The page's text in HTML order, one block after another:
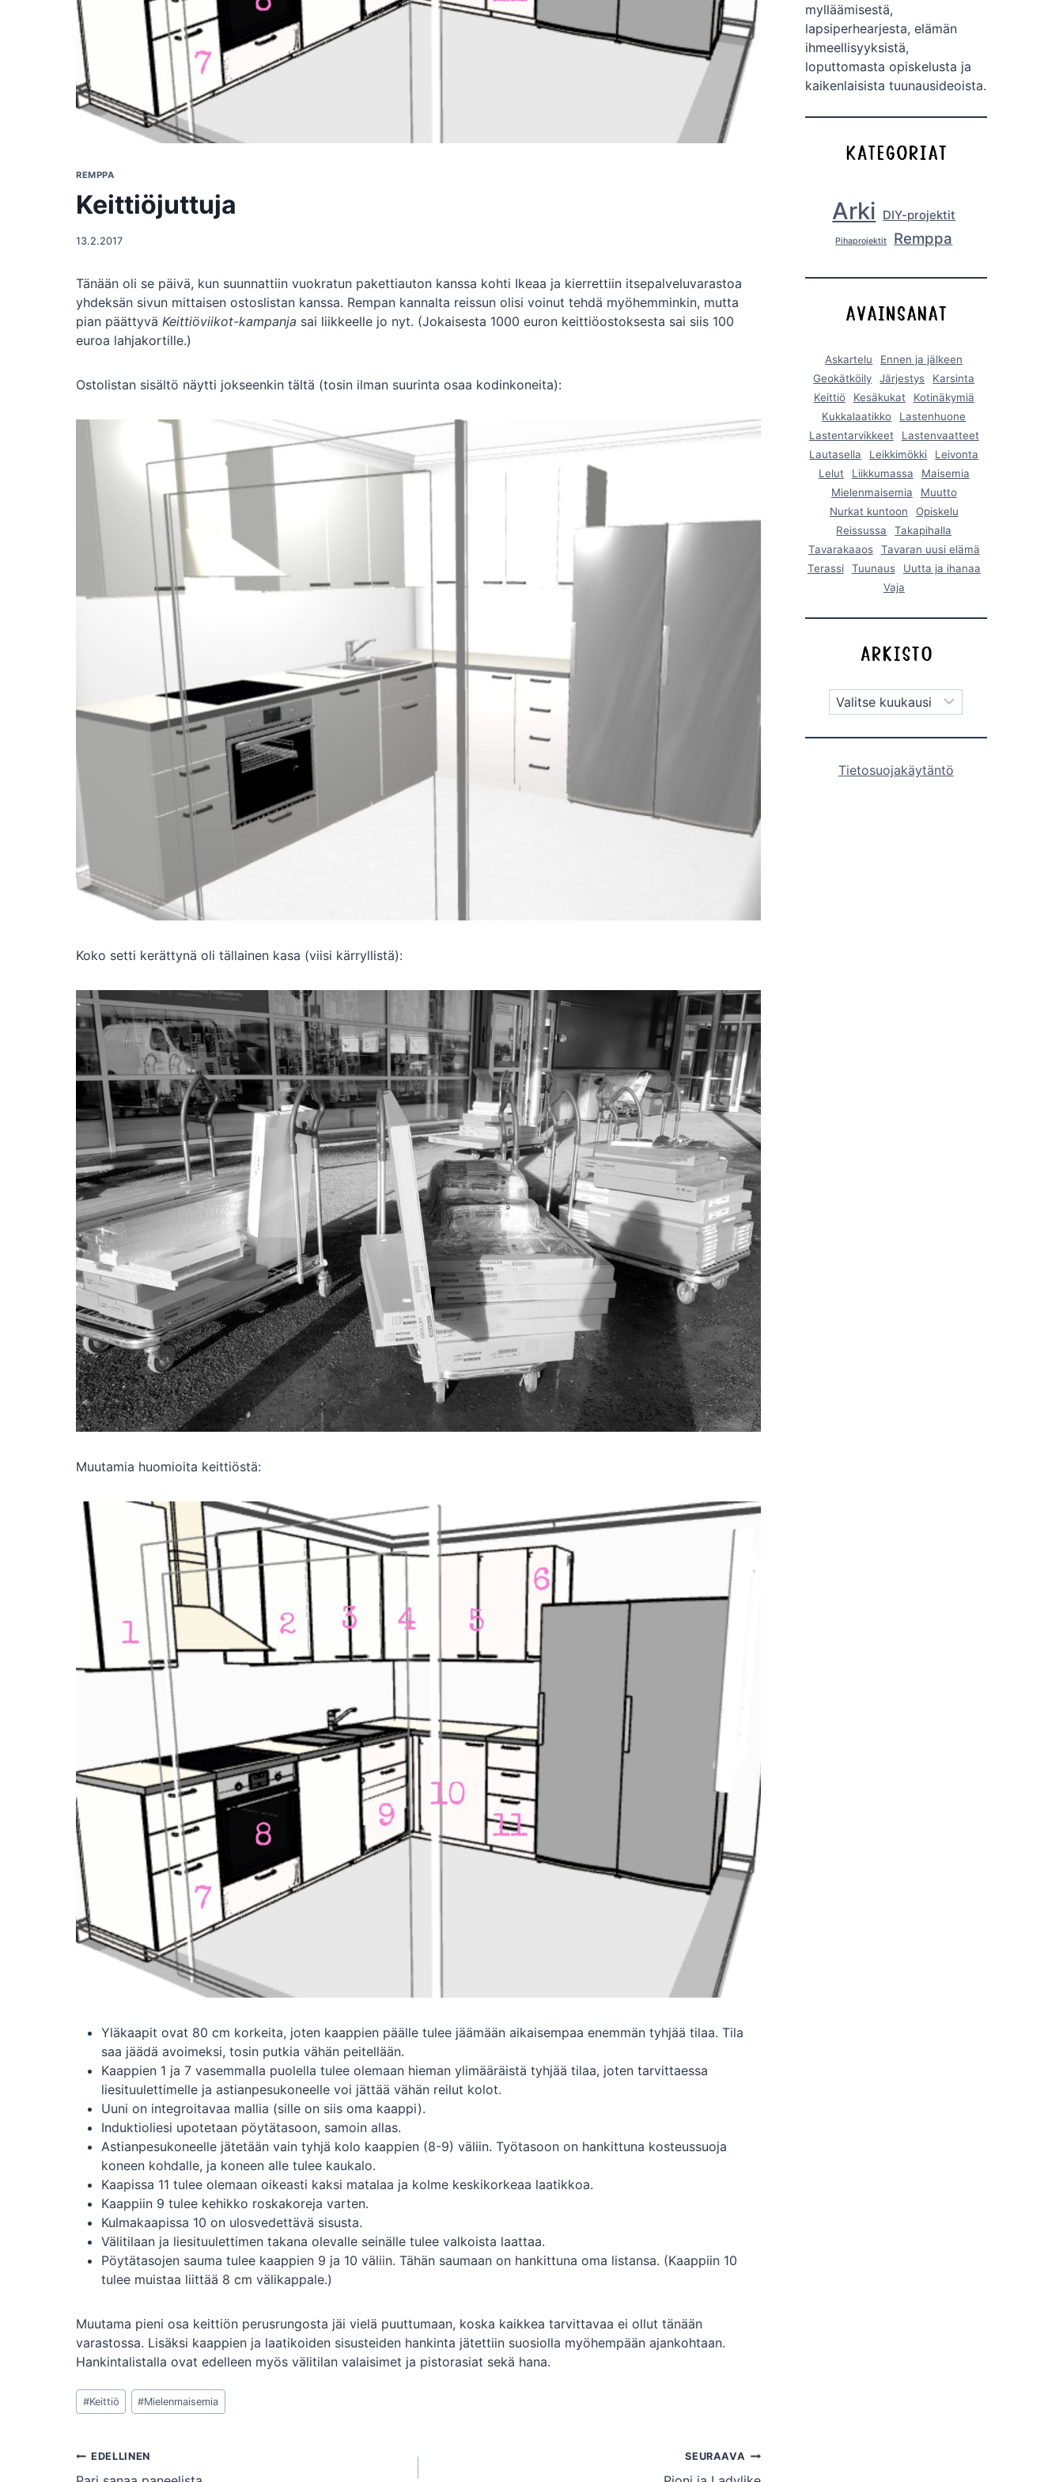
REMPPA
Keittiöjuttuja
13.2.2017
Tänään oli se päivä, kun suunnattiin vuokratun pakettiauton kanssa kohti Ikeaa ja kierrettiin itsepalveluvarastoa
yhdeksän sivun mittaisen ostoslistan kanssa. Rempan kannalta reissun olisi voinut tehdä myöhemminkin, mutta
pian päättyvä Keittiöviikot-kampanja sai liikkeelle jo nyt. (Jokaisesta 1000 euron keittiöostoksesta sai siis 100
euroa lahjakortille.)
Ostolistan sisältö näytti jokseenkin tältä (tosin ilman suurinta osaa kodinkoneita):
Koko setti kerättynä oli tällainen kasa (viisi kärryllistä):
Muutamia huomioita keittiöstä:
Yläkaapit ovat 80 cm korkeita, joten kaappien päälle tulee jäämään aikaisempaa enemmän tyhjää tilaa. Tila
saa jäädä avoimeksi, tosin putkia vähän peitellään.
Kaappien 1 ja 7 vasemmalla puolella tulee olemaan hieman ylimääräistä tyhjää tilaa, joten tarvittaessa
liesituulettimelle ja astianpesukoneelle voi jättää vähän reilut kolot.
Uuni on integroitavaa mallia (sille on siis oma kaappi).
Induktioliesi upotetaan pöytätasoon, samoin allas.
Astianpesukoneelle jätetään vain tyhjä kolo kaappien (8-9) väliin. Työtasoon on hankittuna kosteussuoja
koneen kohdalle, ja koneen alle tulee kaukalo.
Kaapissa 11 tulee olemaan oikeasti kaksi matalaa ja kolme keskikorkeaa laatikkoa.
Kaappiin 9 tulee kehikko roskakoreja varten.
Kulmakaapissa 10 on ulosvedettävä sisusta.
Välitilaan ja liesituulettimen takana olevalle seinälle tulee valkoista laattaa.
Pöytätasojen sauma tulee kaappien 9 ja 10 väliin. Tähän saumaan on hankittuna oma listansa. (Kaappiin 10
tulee muistaa liittää 8 cm välikappale.)
Muutama pieni osa keittiön perusrungosta jäi vielä puuttumaan, koska kaikkea tarvittavaa ei ollut tänään
varastossa. Lisäksi kaappien ja laatikoiden sisusteiden hankinta jätettiin suosiolla myöhempään ajankohtaan.
Hankintalistalla ovat edelleen myös välitilan valaisimet ja pistorasiat sekä hana.
Avainsanat:
#Keittiö #Mielenmaisemia
Artikkelien
EDELLINEN SEURAAVA
mylläämisestä,
lapsiperhearjesta, elämän
ihmeellisyyksistä,
loputtomasta opiskelusta ja
kaikenlaisista tuunausideoista.
Arki DIY-projektit
Pihaprojektit Remppa
Askartelu
Ennen ja jälkeen
Geokätköily
Järjestys
Karsinta
Keittiö
Kesäkukat
Kotinäkymiä
Kukkalaatikko
Lastenhuone
Lastentarvikkeet
Lastenvaatteet
Lautasella
Leikkimökki
Leivonta
Lelut
Liikkumassa
Maisemia
Mielenmaisemia
Muutto
Nurkat kuntoon
Opiskelu
Reissussa
Takapihalla
Tavarakaaos
Tavaran uusi elämä
Terassi
Tuunaus
Uutta ja ihanaa
Vaja
Arkistot
Tietosuojakäytäntö